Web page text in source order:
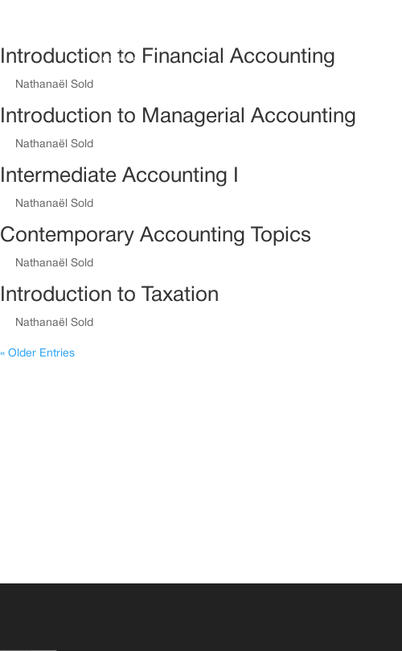
Introduction to Financial Accounting
Nathanaël Sold
Introduction to Managerial Accounting
Nathanaël Sold
Intermediate Accounting I
Nathanaël Sold
Contemporary Accounting Topics
Nathanaël Sold
Introduction to Taxation
Nathanaël Sold
« Older Entries